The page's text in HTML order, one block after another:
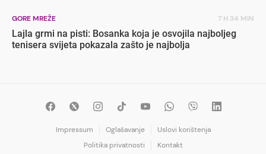
GORE MREŽE 7 H 34 MIN
Lajla grmi na pisti: Bosanka koja je osvojila najboljeg
tenisera svijeta pokazala zašto je najbolja
Impressum Oglašavanje
Uslovi korištenja
Politika privatnosti
Kontakt